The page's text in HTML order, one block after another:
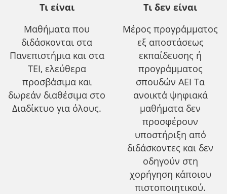
Τι είναι
Μαθήματα που
διδάσκονται στα
Πανεπιστήμια και στα
ΤΕΙ, ελεύθερα
προσβάσιμα και
δωρεάν διαθέσιμα στο
Διαδίκτυο για όλους.
Τι δεν είναι
Μέρος προγράμματος
εξ αποστάσεως
εκπαίδευσης ή
προγράμματος
σπουδών ΑΕΙ Τα
ανοικτά ψηφιακά
μαθήματα δεν
προσφέρουν
υποστήριξη από
διδάσκοντες και δεν
οδηγούν στη
χορήγηση κάποιου
πιστοποιητικού.